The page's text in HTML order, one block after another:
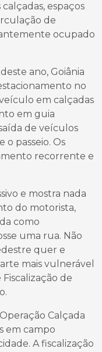
espaços
de
ocupado
ano, Goiânia
no
em calçadas
em guia
de veículos
o passeio. Os
recorrente e
e mostra nada
do motorista,
como
uma rua. Não
quer e
mais vulnerável
de
Calçada
em campo
A fiscalização